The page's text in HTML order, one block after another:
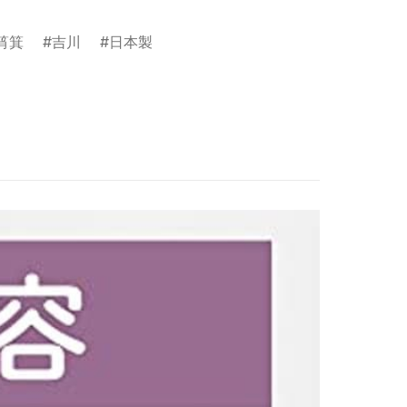
箕 吉川 日本製